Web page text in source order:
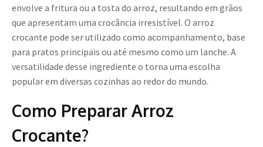
envolve a fritura ou a tosta do arroz, resultando em grãos
que apresentam uma crocância irresistível. O arroz
crocante pode ser utilizado como acompanhamento, base
para pratos principais ou até mesmo como um lanche. A
versatilidade desse ingrediente o torna uma escolha
popular em diversas cozinhas ao redor do mundo.
Como Preparar Arroz
Crocante?